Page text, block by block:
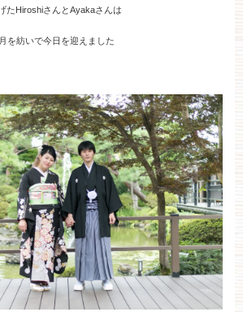
見学予約
資料請求
お問い合わせ
レストラン＆パーティー
最新情報
アクセス
たHiroshiさんとAyakaさんは
を紡いで今日を迎えました